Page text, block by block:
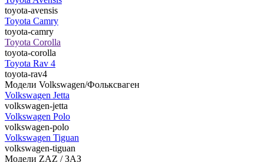
toyota-avensis
Toyota Camry
toyota-camry
Toyota Corolla
toyota-corolla
Toyota Rav 4
toyota-rav4
Модели Volkswagen/Фольксваген
Volkswagen Jetta
volkswagen-jetta
Volkswagen Polo
volkswagen-polo
Volkswagen Tiguan
volkswagen-tiguan
Модели ZAZ / ЗАЗ